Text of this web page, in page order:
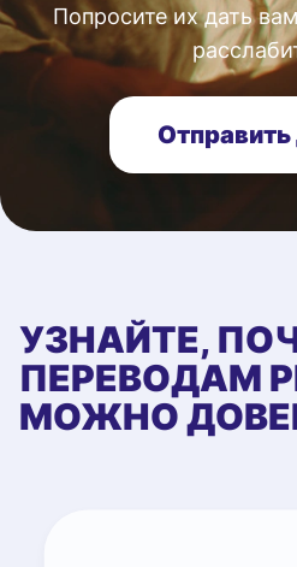
Попросите их дать
Отправить
УЗНАЙТЕ,
ПЕРЕВОДАМ
МОЖНО